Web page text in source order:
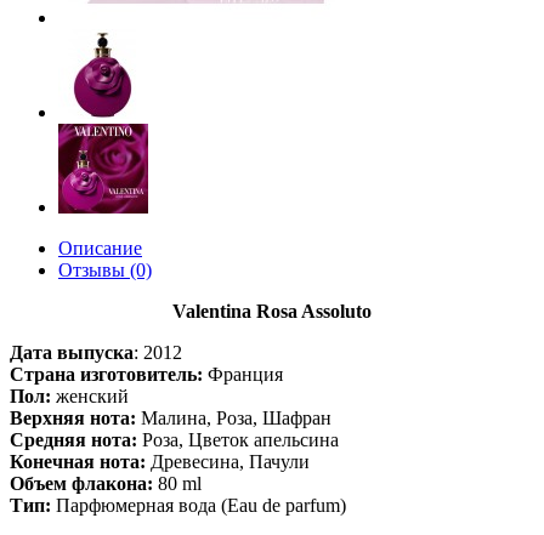
Описание
Отзывы (0)
Valentina Rosa Assoluto
Дата выпуска: 2012
Страна изготовитель: Франция
Пол: женский
Верхняя нота: Малина, Роза, Шафран
Средняя нота: Роза, Цветок апельсина
Конечная нота: Древесина, Пачули
Объем флакона: 80 ml
Тип: Парфюмерная вода (Eau de parfum)